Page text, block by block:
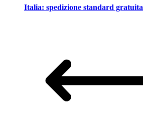
Italia: spedizione standard gratuita